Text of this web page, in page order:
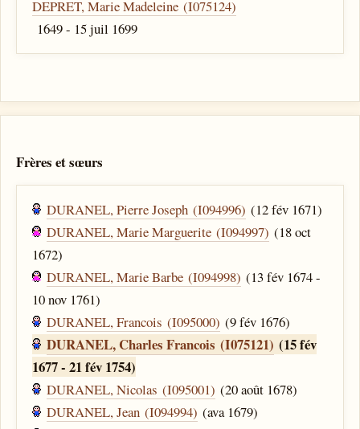
DEPRET, Marie Madeleine (I075124)
1649 - 15 juil 1699
Frères et sœurs
DURANEL, Pierre Joseph (I094996) (12 fév 1671)
DURANEL, Marie Marguerite (I094997) (18 oct
1672)
DURANEL, Marie Barbe (I094998) (13 fév 1674 -
10 nov 1761)
DURANEL, Francois (I095000) (9 fév 1676)
DURANEL, Charles Francois (I075121) (15 fév
1677 - 21 fév 1754)
DURANEL, Nicolas (I095001) (20 août 1678)
DURANEL, Jean (I094994) (ava 1679)